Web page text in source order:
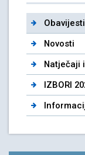
Obavijesti
Novosti
Natječaji
IZBORI